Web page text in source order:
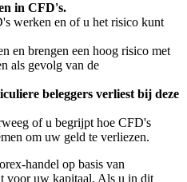
in CFD's.
werken en of u het risico kunt
en brengen een hoog risico met
als gevolg van de
beleggers verliest bij deze
of u begrijpt hoe CFD's
om uw geld te verliezen.
handel op basis van
voor uw kapitaal. Als u in dit